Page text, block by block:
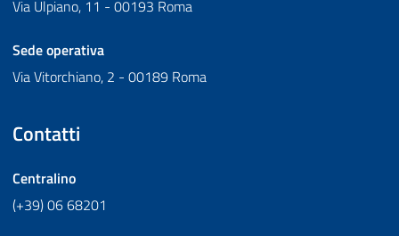
Via Ulpiano, 11 - 00193 Roma
Sede operativa
Via Vitorchiano, 2 - 00189 Roma
Contatti
Centralino
(+39) 06 68201